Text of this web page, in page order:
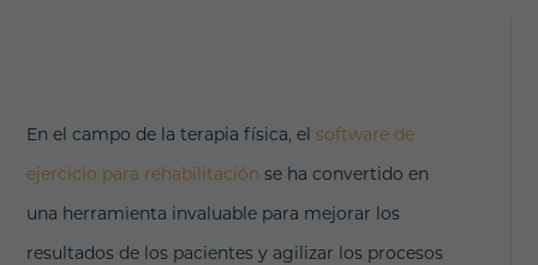
En el campo de la terapia física, el software de
ejercicio para rehabilitación se ha convertido en
una herramienta invaluable para mejorar los
resultados de los pacientes y agilizar los procesos